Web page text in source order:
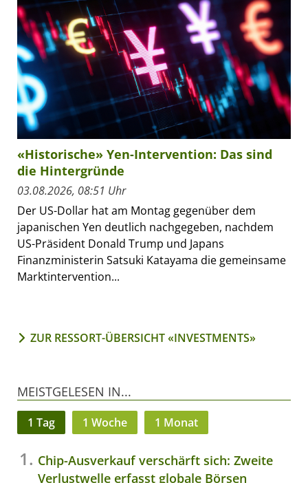
«Historische» Yen-Intervention: Das sind
die Hintergründe
03.08.2026, 08:51 Uhr
Der US-Dollar hat am Montag gegenüber dem
japanischen Yen deutlich nachgegeben, nachdem
US-Präsident Donald Trump und Japans
Finanzministerin Satsuki Katayama die gemeinsame
Marktintervention...
ZUR RESSORT-ÜBERSICHT «INVESTMENTS»
MEISTGELESEN IN...
1 Tag 1 Woche 1 Monat
Chip-Ausverkauf verschärft sich: Zweite
Verlustwelle erfasst globale Börsen